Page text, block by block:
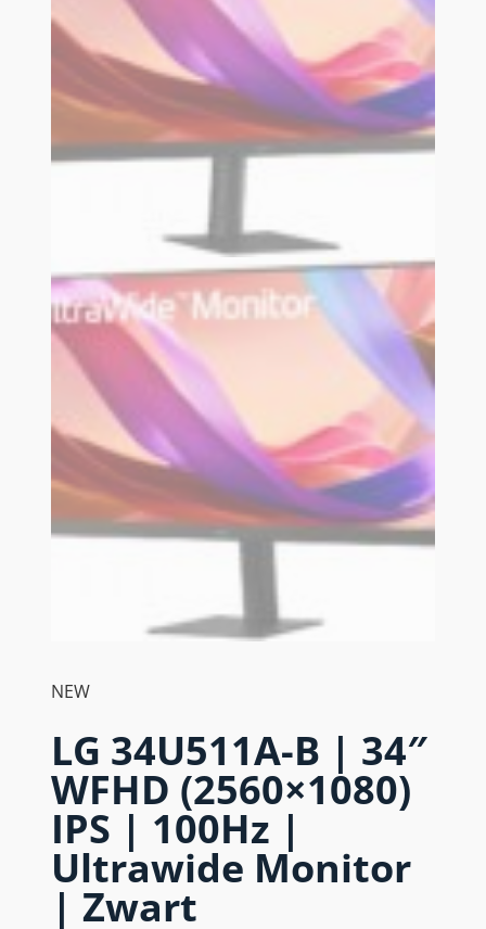
NEW
LG 34U511A-B | 34″
WFHD (2560×1080)
IPS | 100Hz |
Ultrawide Monitor
| Zwart